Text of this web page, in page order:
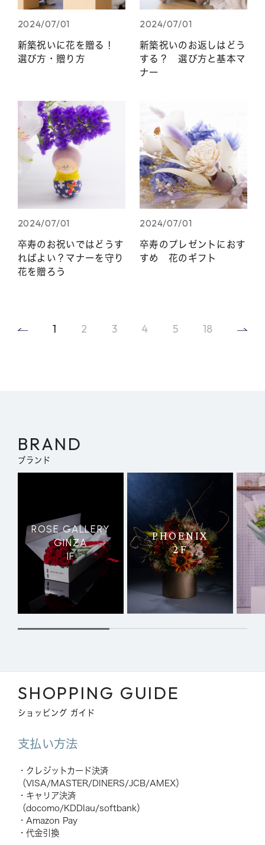
2024/07/01
新築祝いに花を贈る！
選び方・贈り方
2024/07/01
新築祝いのお返しはどう
する？ 選び方と基本マ
ナー
2024/07/01
卒寿のお祝いではどうす
ればよい？マナーを守り
花を贈ろう
2024/07/01
卒寿のプレゼントにおす
すめ 花のギフト
1 2 3 4 5 18
BRAND
ブランド
ROSE GALLERY
GINZA
1F
PHOENIX
2F
SHOPPING GUIDE
ショッピング ガイド
支払い方法
・クレジットカード決済
（VISA/MASTER/DINERS/JCB/AMEX）
・キャリア決済
（docomo/KDDIau/softbank）
・Amazon Pay
・代金引換